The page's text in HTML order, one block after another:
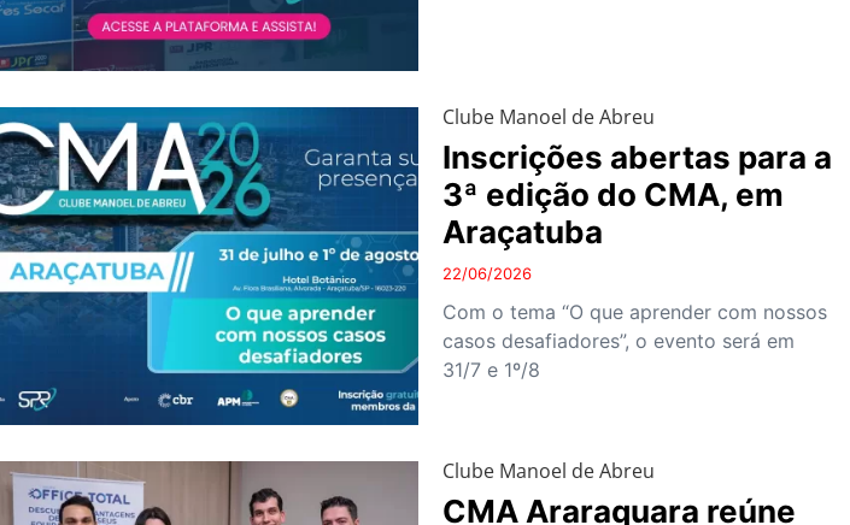
Clube Manoel de Abreu
Inscrições abertas para a
3ª edição do CMA, em
Araçatuba
22/06/2026
Com o tema “O que aprender com nossos
casos desafiadores”, o evento será em
31/7 e 1º/8
Clube Manoel de Abreu
CMA Araraquara reúne